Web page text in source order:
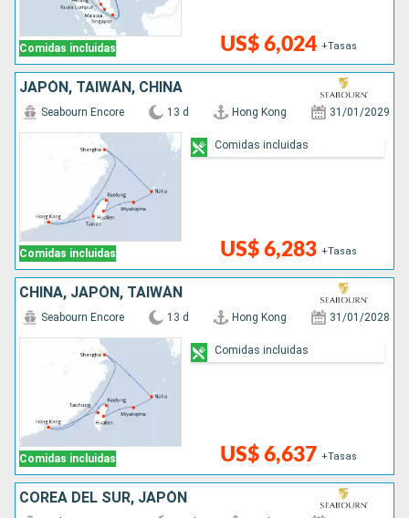
Comidas incluidas US$ 6,024 +Tasas
JAPÓN, TAIWÁN, CHINA
Comidas incluidas
Seabourn Encore 13 d Hong Kong 31/01/2029
US$ 6,283 +Tasas
Comidas incluidas
CHINA, JAPÓN, TAIWÁN
Comidas incluidas
Seabourn Encore 13 d Hong Kong 31/01/2028
US$ 6,637 +Tasas
Comidas incluidas
COREA DEL SUR, JAPÓN